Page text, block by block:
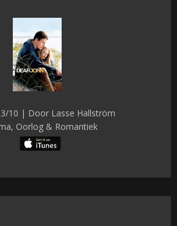
10 | Door Lasse Hallström
Oorlog & Romantiek